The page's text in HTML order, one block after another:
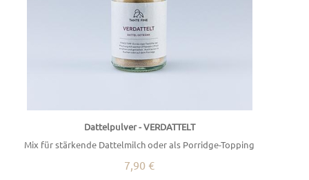
Dattelpulver - VERDATTELT
Mix für stärkende Dattelmilch oder als Porridge-Topping
7,90 €